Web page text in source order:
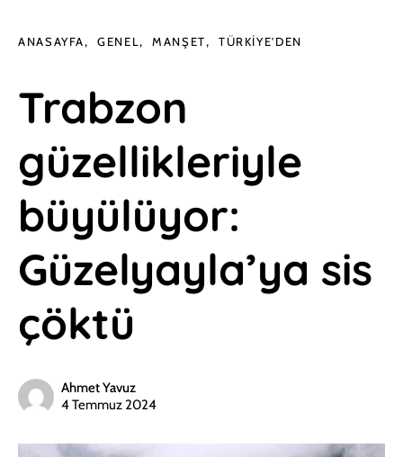
ANASAYFA GENEL MANŞET TÜRKIYE'DEN
Trabzon
güzellikleriyle
büyülüyor:
Güzelyayla’ya sis
çöktü
Ahmet Yavuz
4 Temmuz 2024